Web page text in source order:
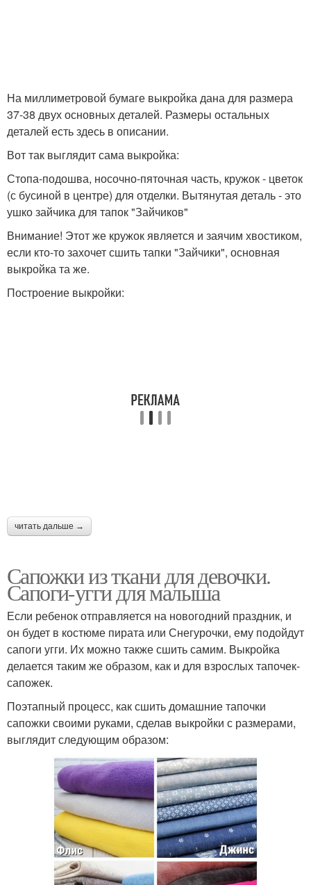
На миллиметровой бумаге выкройка дана для размера
37-38 двух основных деталей. Размеры остальных
деталей есть здесь в описании.
Вот так выглядит сама выкройка:
Стопа-подошва, носочно-пяточная часть, кружок - цветок
(с бусиной в центре) для отделки. Вытянутая деталь - это
ушко зайчика для тапок "Зайчиков"
Внимание! Этот же кружок является и заячим хвостиком,
если кто-то захочет сшить тапки "Зайчики", основная
выкройка та же.
Построение выкройки:
читать дальше →
Сапожки из ткани для девочки.
Сапоги-угги для малыша
Если ребенок отправляется на новогодний праздник, и
он будет в костюме пирата или Снегурочки, ему подойдут
сапоги угги. Их можно также сшить самим. Выкройка
делается таким же образом, как и для взрослых тапочек-
сапожек.
Поэтапный процесс, как сшить домашние тапочки
сапожки своими руками, сделав выкройки с размерами,
выглядит следующим образом: